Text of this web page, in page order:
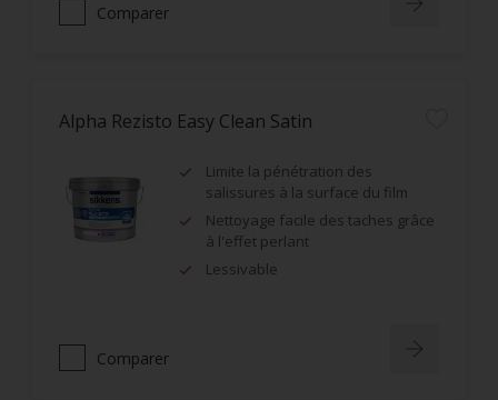
Comparer
Alpha Rezisto Easy Clean Satin
Limite la pénétration des
salissures à la surface du film
Nettoyage facile des taches grâce
à l'effet perlant
Lessivable
Comparer